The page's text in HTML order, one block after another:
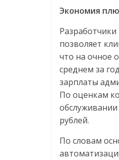
Экономия
позволяет
что на очное
среднем за
зарплаты
По оценкам
обслуживании
рублей.
По словам